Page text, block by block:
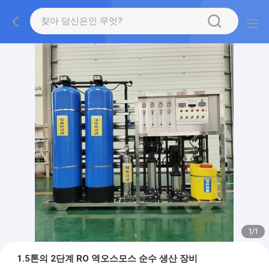
1/1
1.5톤의 2단계 RO 역오스모스 순수 생산 장비